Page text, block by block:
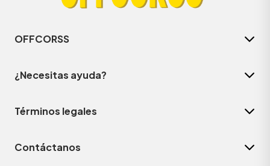
OFFCORSS
¿Necesitas ayuda?
Términos legales
Contáctanos